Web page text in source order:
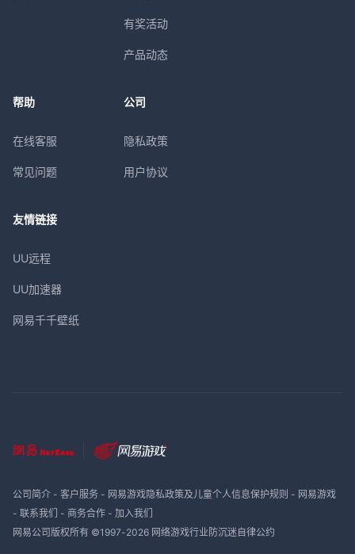
有奖活动
产品动态
帮助
在线客服
常见问题
公司
隐私政策
用户协议
友情链接
UU远程
UU加速器
网易千千壁纸
公司简介- 客户服务- 网易游戏隐私政策及儿童个人信息保护规则 - 网易游戏
- 联系我们 - 商务合作- 加入我们
网易公司版权所有 ©1997-2026 网络游戏行业防沉迷自律公约